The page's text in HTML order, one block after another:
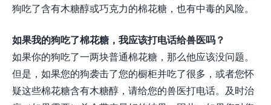
狗吃了含有木糖醇或巧克力的棉花糖，也有中毒的风险。
如果我的狗吃了棉花糖，我应该打电话给兽医吗？
如果你的狗吃了一两块普通棉花糖，那么他应该没问题。
但是，如果您的狗袭击了您的橱柜并吃了很多，或者您怀
疑这些棉花糖含有木糖醇，请给您的兽医打电话。及时治